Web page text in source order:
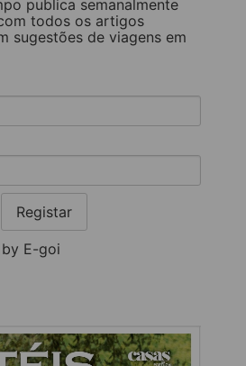
publica semanalmente
todos os artigos
sugestões de viagens em
Registar
E-goi